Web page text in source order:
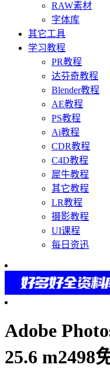
RAW素材
字体库
其它工具
学习教程
PR教程
达芬奇教程
Blender教程
AE教程
PS教程
Ai教程
CDR教程
C4D教程
犀牛教程
其它教程
LR教程
摄影教程
UI课程
每日资迅
Adobe
25.6 m2498